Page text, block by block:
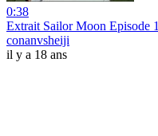
0:38
Extrait Sailor Moon Episode 1
conanvsheiji
il y a 18 ans